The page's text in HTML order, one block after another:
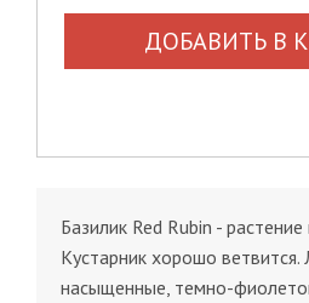
ДОБАВИТЬ В
Базилик Red Rubin -
Кустарник хорошо ветвится.
насыщенные, темно-